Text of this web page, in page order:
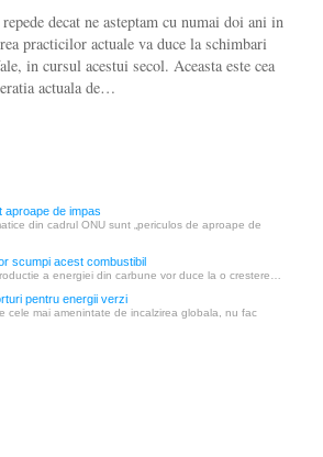
decat ne asteptam cu numai doi ani in
practicilor actuale va duce la schimbari
in cursul acestui secol. Aceasta este cea
actuala de…
aproape de impas
din cadrul ONU sunt „periculos de aproape de
scumpi acest combustibil
a energiei din carbune vor duce la o crestere…
pentru energii verzi
cele mai amenintate de incalzirea globala, nu fac